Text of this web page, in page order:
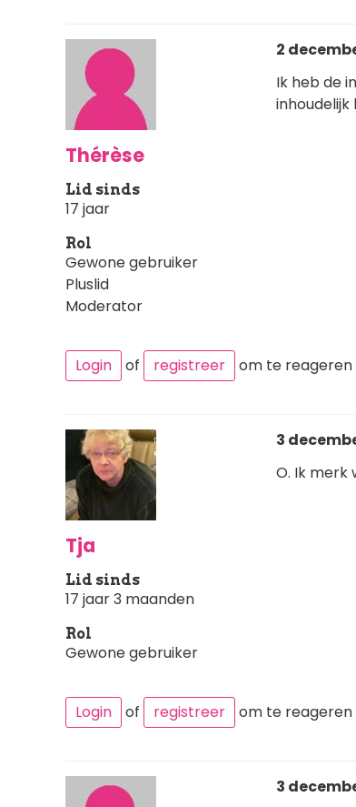
Thérèse
Lid sinds
17 jaar
Rol
Gewone gebruiker
Pluslid
Moderator
2
Ik heb de
Login of registreer om te reageren
Tja
Lid sinds
17 jaar 3 maanden
Rol
Gewone gebruiker
3
O. Ik merk
Login of registreer om te reageren
3